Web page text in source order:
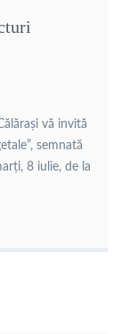
vă invită
semnată
8 iulie, de la
București a